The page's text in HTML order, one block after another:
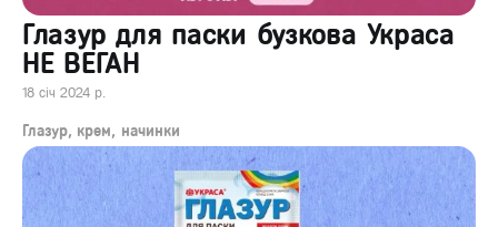
Глазур для паски бузкова Украса
НЕ ВЕГАН
18 січ 2024 р.
Глазур, крем, начинки